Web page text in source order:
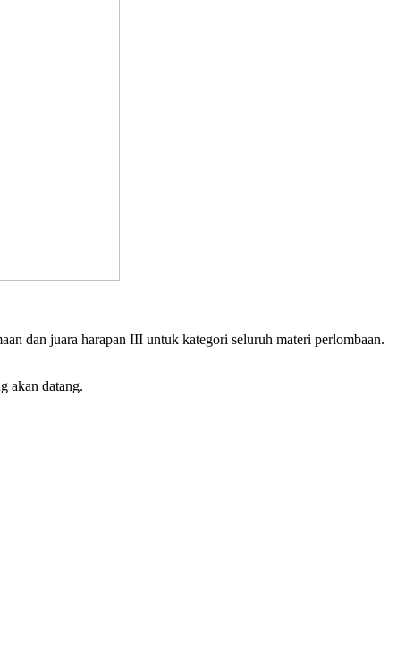
dan juara harapan III untuk kategori seluruh materi perlombaan.
akan datang.